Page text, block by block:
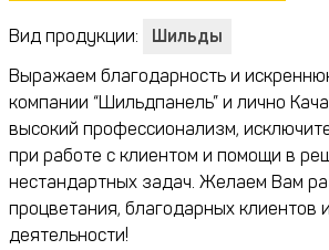
Вид продукции:
Шильды
Выражаем благодарность и
компании “Шильдпанель” и лично
высокий профессионализм,
при работе с клиентом и помощи в
нестандартных задач. Желаем Вам
процветания, благодарных клиентов
деятельности!